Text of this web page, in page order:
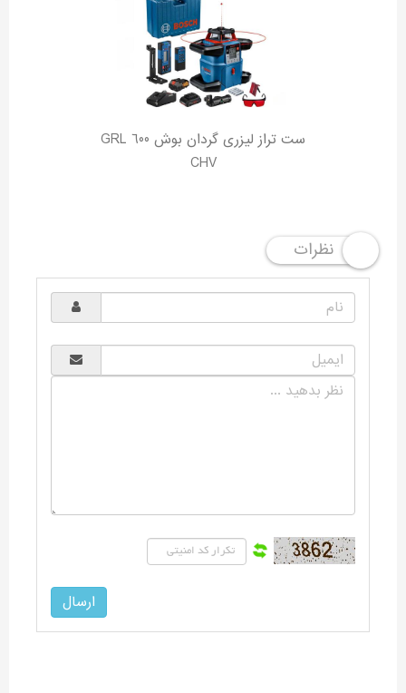
ست تراز لیزری گردان بوش GRL 600
CHV
نظرات